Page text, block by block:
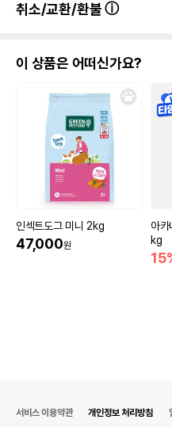
취소/교환/환불
이 상품은 어떠신가요?
인섹트도그 미니 2kg
47,000원
아
kg
서비스 이용약관 개인정보 처리방침